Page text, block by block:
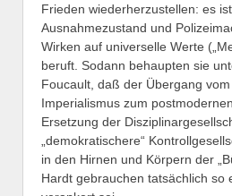
Frieden wiederherzustellen: es
Ausnahmezustand und
Wirken auf universelle Werte
beruft. Sodann behaupten sie
Foucault, daß der Übergang
Imperialismus zum
Ersetzung der
„demokratischere“
in den Hirnen und Körpern der
Hardt gebrauchen tatsächlich so